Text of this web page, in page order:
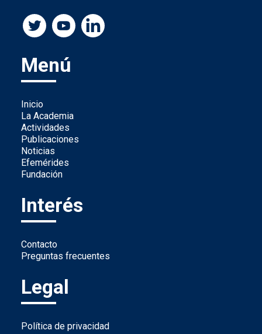
Menú
Inicio
La Academia
Actividades
Publicaciones
Noticias
Efemérides
Fundación
Interés
Contacto
Preguntas frecuentes
Legal
Política de privacidad